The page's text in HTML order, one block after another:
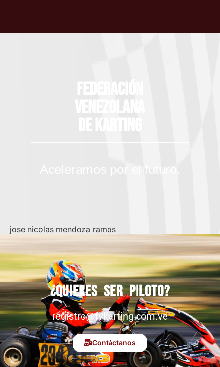
jose nicolas mendoza ramos
¿Quieres ser piloto?
registro@fvkarting.com.ve
Contáctanos